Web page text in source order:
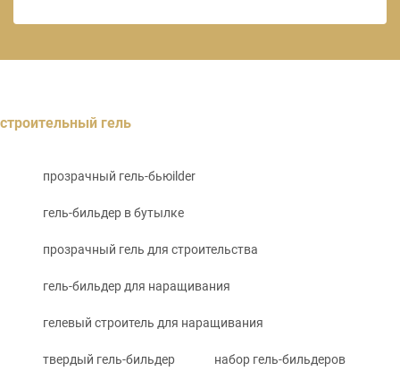
строительный гель
прозрачный гель-бьюilder
гель-бильдер в бутылке
прозрачный гель для строительства
гель-бильдер для наращивания
гелевый строитель для наращивания
твердый гель-бильдер набор гель-бильдеров